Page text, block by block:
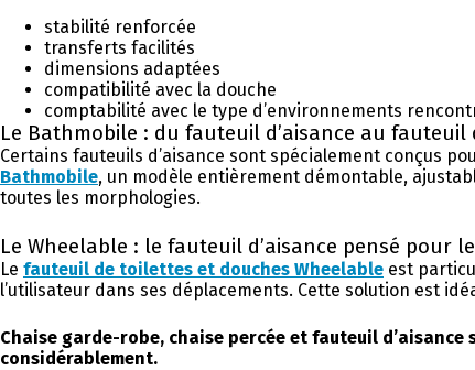
stabilité renforcée
transferts facilités
dimensions adaptées
compatibilité avec la douche
comptabilité avec le type d’environnements
Le Bathmobile : du fauteuil d’aisance au fauteuil
Certains fauteuils d’aisance sont spécialement conçus
Bathmobile, un modèle entièrement démontable,
toutes les morphologies.
Le Wheelable : le fauteuil d’aisance pensé pour
Le fauteuil de toilettes et douches Wheelable est
l’utilisateur dans ses déplacements. Cette solution est
Chaise garde-robe, chaise percée et fauteuil
considérablement.